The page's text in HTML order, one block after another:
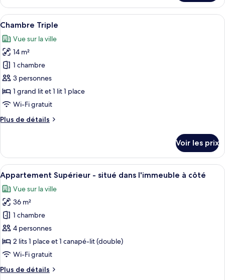
jumeaux
le
type
de
Chambre
avec
lits
jumeaux
Afficher
toutes
les
photos
pour
ce
type
de
chambre :
Chambre
Une chambre d’hôtel avec deux lits,
5
Chambre Triple
Vue sur la ville
14 m²
1 chambre
3 personnes
1 grand lit et 1 lit 1 place
Wi-Fi gratuit
Plus de détails
Plus
le
type
de
chambre
Chambre
Triple
Voir les prix
Afficher
toutes
les
photos
pour
ce
type
de
chambre :
Appartement
Une chambre d’hôtel moderne,
7
Appartement Supérieur - situé dans l'immeuble à côté
Vue sur la ville
36 m²
1 chambre
4 personnes
2 lits 1 place et 1 canapé-lit (double)
Wi-Fi gratuit
Plus de détails
Plus